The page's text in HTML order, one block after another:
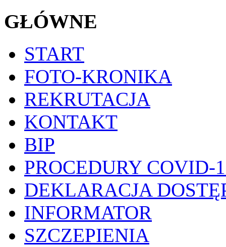
GŁÓWNE
START
FOTO-KRONIKA
REKRUTACJA
KONTAKT
BIP
PROCEDURY COVID-
DEKLARACJA
INFORMATOR
SZCZEPIENIA